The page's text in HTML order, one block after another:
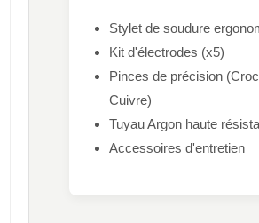
Stylet de soudure
Kit d'électrodes (x5)
Pinces de précision
Cuivre)
Tuyau Argon haute
Accessoires d'entretien